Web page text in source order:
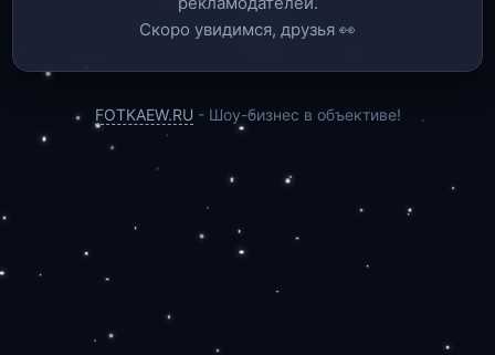
Скоро увидимся, друзья 👀
FOTKAEW.RU - Шоу-бизнес в объективе!